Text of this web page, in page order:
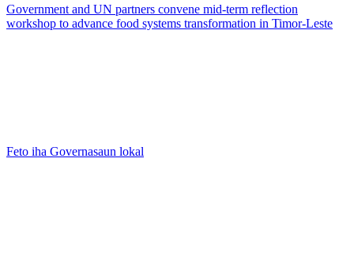
Government and UN partners convene mid-term reflection
workshop to advance food systems transformation in Timor-Leste
Feto iha Governasaun lokal